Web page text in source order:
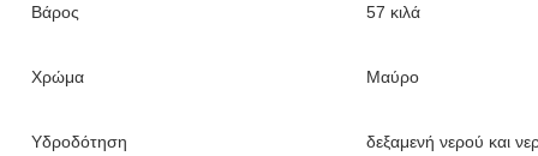
Βάρος 57 κιλά
Χρώμα Μαύρο
Υδροδότηση δεξαμενή νερού και